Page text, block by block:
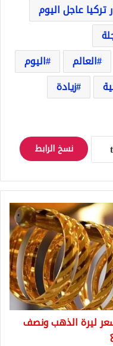
تركيا عاجل اليوم
العالم
اليوم
زيادة
نسخ الرابط
ليرة الذهب ونصف